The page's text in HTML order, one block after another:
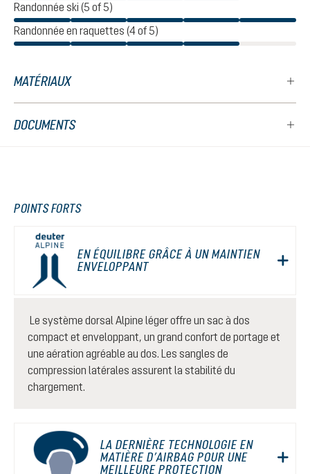
Randonnée ski (5 of 5)
Randonnée en raquettes (4 of 5)
MATÉRIAUX
DOCUMENTS
POINTS FORTS
EN ÉQUILIBRE GRÂCE À UN MAINTIEN
ENVELOPPANT
Le système dorsal Alpine léger offre un sac à dos
compact et enveloppant, un grand confort de portage et
une aération agréable au dos. Les sangles de
compression latérales assurent la stabilité du
chargement.
LA DERNIÈRE TECHNOLOGIE EN
MATIÈRE D’AIRBAG POUR UNE
MEILLEURE PROTECTION